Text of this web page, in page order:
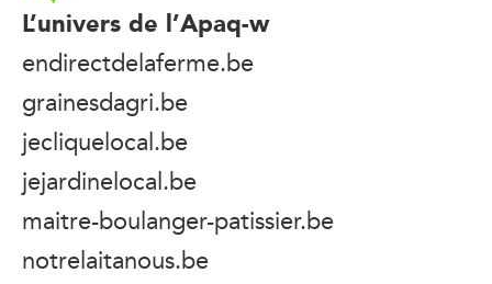
L’univers de l’Apaq-w
endirectdelaferme.be
grainesdagri.be
jecliquelocal.be
jejardinelocal.be
maitre-boulanger-patissier.be
notrelaitanous.be